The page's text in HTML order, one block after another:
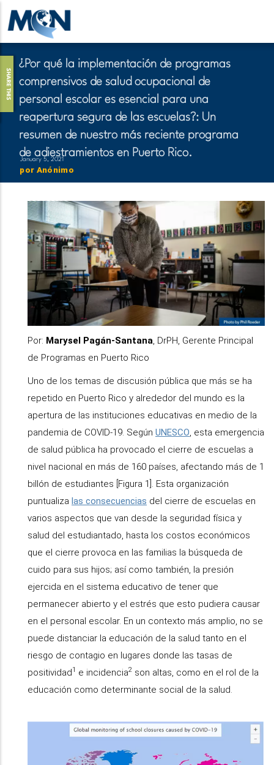
Pasar
contenido
principal¿Por qué la implementación de programas
comprensivos de salud ocupacional de
personal escolar es esencial para una
reapertura segura de las escuelas?: Un
resumen de nuestro más reciente programa
de adiestramientos en Puerto Rico.
por Anónimo
January 5, 2021
SHARE THIS
Por: Marysel Pagán-Santana, DrPH, Gerente Principal
de Programas en Puerto Rico
Uno de los temas de discusión pública que más se ha
repetido en Puerto Rico y alrededor del mundo es la
apertura de las instituciones educativas en medio de la
pandemia de COVID-19. Según UNESCO, esta emergencia
de salud pública ha provocado el cierre de escuelas a
nivel nacional en más de 160 países, afectando más de 1
billón de estudiantes [Figura 1]. Esta organización
puntualiza las consecuencias del cierre de escuelas en
varios aspectos que van desde la seguridad física y
salud del estudiantado, hasta los costos económicos
que el cierre provoca en las familias la búsqueda de
cuido para sus hijos; así como también, la presión
ejercida en el sistema educativo de tener que
permanecer abierto y el estrés que esto pudiera causar
en el personal escolar. En un contexto más amplio, no se
puede distanciar la educación de la salud tanto en el
riesgo de contagio en lugares donde las tasas de
positividad1 e incidencia2 son altas, como en el rol de la
educación como determinante social de la salud.